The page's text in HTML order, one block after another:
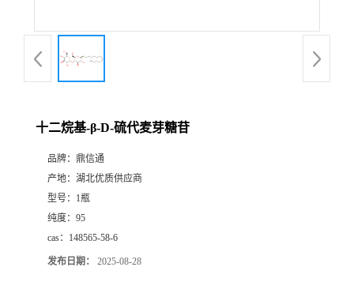
十二烷基-β-D-硫代麦芽糖苷
品牌： 鼎信通
产地： 湖北优质供应商
型号： 1瓶
纯度： 95
cas： 148565-58-6
发布日期： 2025-08-28